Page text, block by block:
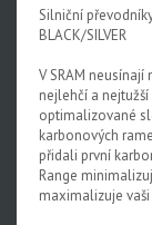
Red AXS E1
Rival AXS E1
Force XPLR
Rival XPLR
Silniční
BLACK/SILVER
V SRAM neusínají
nejlehčí a
optimalizované
karbonových
přidali první
Range
maximalizuje